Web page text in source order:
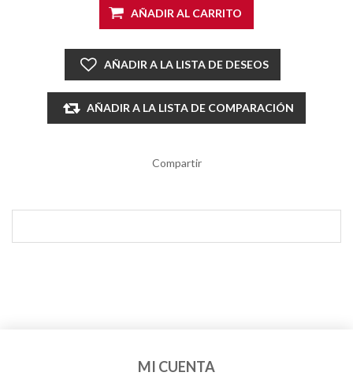
AÑADIR AL CARRITO
AÑADIR A LA LISTA DE DESEOS
AÑADIR A LA LISTA DE COMPARACIÓN
Compartir
MI CUENTA